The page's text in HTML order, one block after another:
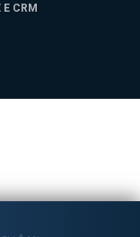
E CRM